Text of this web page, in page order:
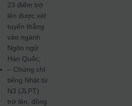
23 điểm trở
lên được xét
tuyển thẳng
vào ngành
Ngôn ngữ
Hàn Quốc;
– Chứng chỉ
tiếng Nhật từ
N3 (JLPT)
trở lên, đồng